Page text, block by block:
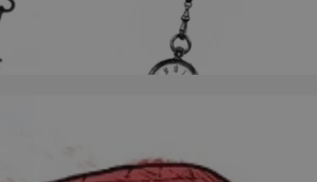
Ten plik cookie przechowuje identyfikator sesji.
Ten plik cookie przechowuje identyfikator sesji.
Ten plik cookie przechowuje identyfikator sesji.
Ten plik cookie służy do rozróżniania ludzi i botów. Jest
to korzystne dla strony internetowej, ponieważ
Ten plik cookie jest używany przez usługę Cookie-
Script.com do zapamiętywania preferencji dotyczących